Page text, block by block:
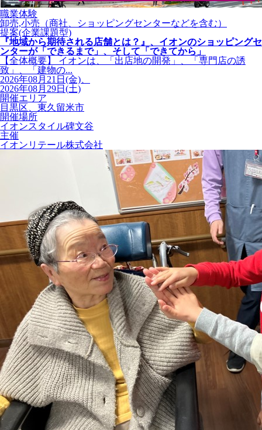
職業体験
卸売,小売（商社、ショッピングセンターなどを含む）
提案(企業課題型)
『地域から期待される店舗とは？』、イオンのショッピングセ
ンターが「できるまで」、そして「できてから」
【全体概要】 イオンは、「出店地の開発」、「専門店の誘
致」、「建物の...
2026年08月21日(金)、
2026年08月29日(土)
開催エリア
目黒区、東久留米市
開催場所
イオンスタイル碑文谷
主催
イオンリテール株式会社